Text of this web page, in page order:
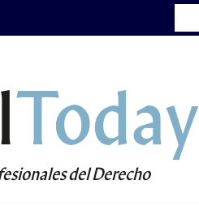
Today
del Derecho